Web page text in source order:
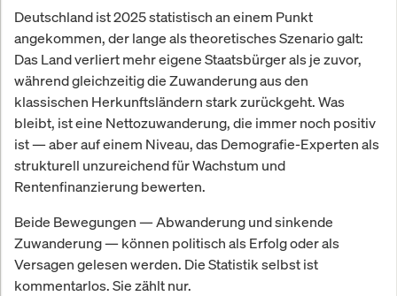
Deutschland ist 2025 statistisch an einem Punkt
angekommen, der lange als theoretisches Szenario galt:
Das Land verliert mehr eigene Staatsbürger als je zuvor,
während gleichzeitig die Zuwanderung aus den
klassischen Herkunftsländern stark zurückgeht. Was
bleibt, ist eine Nettozuwanderung, die immer noch positiv
ist — aber auf einem Niveau, das Demografie-Experten als
strukturell unzureichend für Wachstum und
Rentenfinanzierung bewerten.
Beide Bewegungen — Abwanderung und sinkende
Zuwanderung — können politisch als Erfolg oder als
Versagen gelesen werden. Die Statistik selbst ist
kommentarlos. Sie zählt nur.